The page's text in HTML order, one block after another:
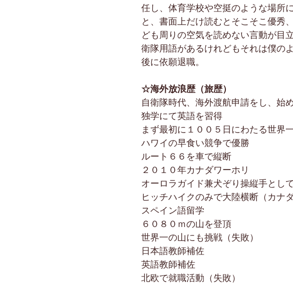
任し、体育学校や空挺のような場所
と、書面上だけ読むとそこそこ優秀
ども周りの空気を読めない言動が目
衛隊用語があるけれどもそれは僕の
後に依願退職。
☆海外放浪歴（旅歴）
自衛隊時代、海外渡航申請をし、始
独学にて英語を習得
まず最初に１００５日にわたる世界
ハワイの早食い競争で優勝
ルート６６を車で縦断
２０１０年カナダワーホリ
オーロラガイド兼犬ぞり操縦手とし
ヒッチハイクのみで大陸横断（カナダ
スペイン語留学
６０８０ｍの山を登頂
世界一の山にも挑戦（失敗）
日本語教師補佐
英語教師補佐
北欧で就職活動（失敗）